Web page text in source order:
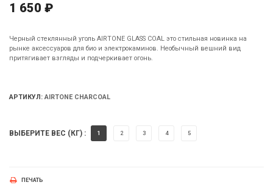
1 650 ₽
Черный стеклянный уголь AIRTONE GLASS COAL это стильная новинка на
рынке аксессуаров для био и электрокаминов. Необычный вешний вид
притягивает взгляды и подчеркивает огонь.
АРТИКУЛ: AIRTONE CHARCOAL
ВЫБЕРИТЕ ВЕС (КГ) : 1 2 3 4 5
ПЕЧАТЬ